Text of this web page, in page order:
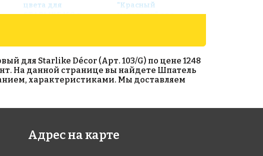
цвета для
STARLIKE 150 г
"Красный
металлик" для
для Starlike Décor (Арт. 103/G) по цене 1248
На данной странице вы найдете Шпатель
характеристиками. Мы доставляем
Адрес на карте